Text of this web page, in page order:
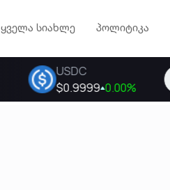
ყველა სიახლე პოლიტიკა